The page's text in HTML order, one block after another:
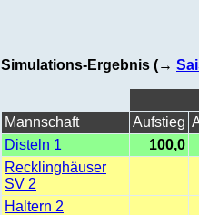
Simulations-Ergebnis (→
Mannschaft Aufstieg
Disteln 1
100,0
Recklinghäuser
SV 2
Haltern 2